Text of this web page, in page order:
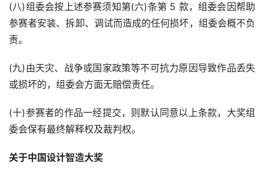
(八)组委会按上述参赛须知第(六)条第 5 款，组委会因帮助
参赛者安装、拆卸、调试而造成的任何损坏，组委会概不负
责。
(九)由天灾、战争或国家政策等不可抗力原因导致作品丢失
或损坏的，组委会方面无赔偿责任。
(十)参赛者的作品一经提交，则默认同意以上条款，大奖组
委会保有最终解释权及裁判权。
关于中国设计智造大奖